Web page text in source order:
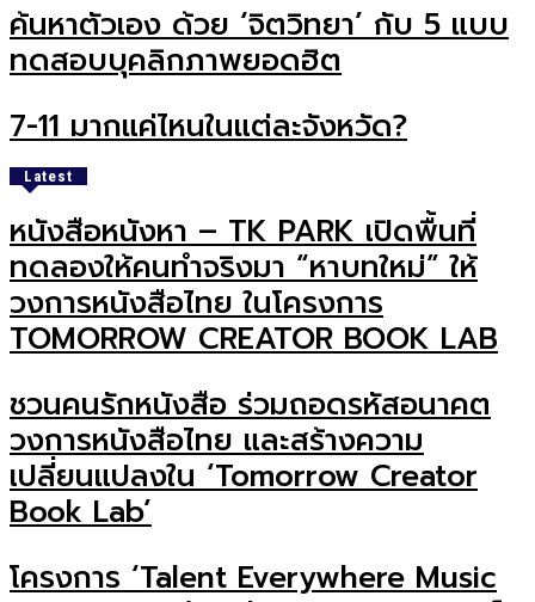
ค้นหาตัวเอง ด้วย ‘จิตวิทยา’ กับ 5 แบบ
ทดสอบบุคลิกภาพยอดฮิต
7-11 มากแค่ไหนในแต่ละจังหวัด?
Latest
หนังสือหนังหา – TK PARK เปิดพื้นที่
ทดลองให้คนทำจริงมา “หาบทใหม่” ให้
วงการหนังสือไทย ในโครงการ
TOMORROW CREATOR BOOK LAB
ชวนคนรักหนังสือ ร่วมถอดรหัสอนาคต
วงการหนังสือไทย และสร้างความ
เปลี่ยนแปลงใน ‘Tomorrow Creator
Book Lab’
โครงการ ‘Talent Everywhere Music